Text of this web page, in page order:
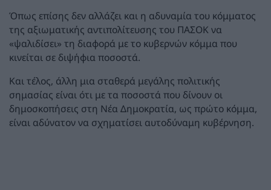
Όπως επίσης δεν αλλάζει και η αδυναμία του κόμματος
της αξιωματικής αντιπολίτευσης του ΠΑΣΟΚ να
«ψαλιδίσει» τη διαφορά με το κυβερνών κόμμα που
κινείται σε διψήφια ποσοστά.
Και τέλος, άλλη μια σταθερά μεγάλης πολιτικής
σημασίας είναι ότι με τα ποσοστά που δίνουν οι
δημοσκοπήσεις στη Νέα Δημοκρατία, ως πρώτο κόμμα,
είναι αδύνατον να σχηματίσει αυτοδύναμη κυβέρνηση.